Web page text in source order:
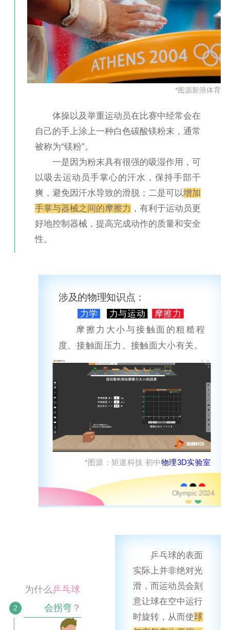
*图源新浪体育
体操以及举重运动员在比赛中经常会在
自己的手上涂上一种白色碳酸镁粉末，通常
被称为“镁粉”。
一是因为粉末具有很强的吸湿作用，可
以吸去运动员手掌心的汗水，保持手部干
爽，避免因汗水导致的滑脱；二是可以增加
手掌与器械之间的摩擦力 ，有利于运动员更
好地控制器械，提高完成动作的质量和安全
性。
涉及的物理知识点：
力学 力与运动
摩擦力
摩擦力大小与接触面的粗糙程
度、接触面压力、接触面大小有关。
*图源：矩道科技 初中物理3D实验室
Olympic 2024
2
为什么乒乓球
会拐弯 ？
乒乓球的表面
实际上并非绝对光
滑，而运动员会刻
意让球在空中运行
时旋转，从而使球